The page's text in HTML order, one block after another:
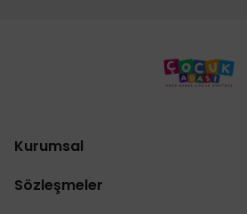
Kurumsal
Sözleşmeler